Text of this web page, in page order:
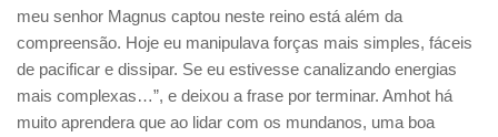
meu senhor Magnus captou neste reino está além da
compreensão. Hoje eu manipulava forças mais simples, fáceis
de pacificar e dissipar. Se eu estivesse canalizando energias
mais complexas…”, e deixou a frase por terminar. Amhot há
muito aprendera que ao lidar com os mundanos, uma boa